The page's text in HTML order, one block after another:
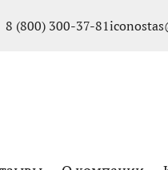
8 (800) 300-37-81